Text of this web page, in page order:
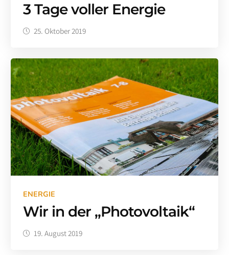
3 Tage voller Energie
25. Oktober 2019
ENERGIE
Wir in der „Photovoltaik“
19. August 2019